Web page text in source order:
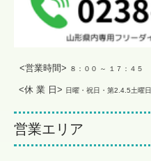
<営業時間> ８：００ ～ １７：４５
<休 業 日> 日曜・祝日・第2.4.5土曜日
営業エリア